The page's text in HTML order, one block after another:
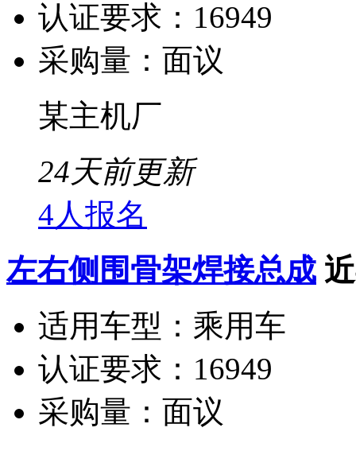
认证要求： 16949
采购量： 面议
某主机厂
24天前更新
4人报名
左右侧围骨架焊接总成
适用车型： 乘用车
认证要求： 16949
采购量： 面议